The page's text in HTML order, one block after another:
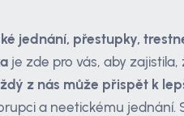
jednání, přestupky,
je zde pro vás, aby
z nás může přispět k
a neetickému